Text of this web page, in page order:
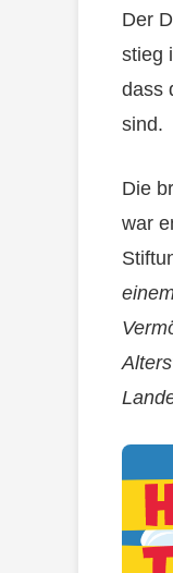
Der
stieg
dass
sind.
Die
war